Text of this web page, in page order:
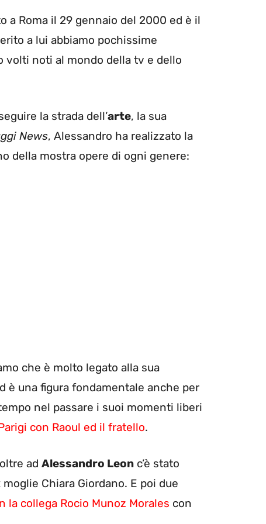
a Roma il 29 gennaio del 2000 ed è il
a lui abbiamo pochissime
noti al mondo della tv e dello
la strada dell’arte, la sua
News, Alessandro ha realizzato la
della mostra opere di ogni genere:
che è molto legato alla sua
è una figura fondamentale anche per
nel passare i suoi momenti liberi
con Raoul ed il fratello.
ad Alessandro Leon c’è stato
Chiara Giordano. E poi due
la collega Rocio Munoz Morales con